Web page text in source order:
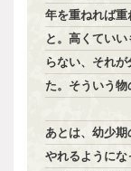
年を重ねれば
と。高くてい
らない、それ
た。そういう物
あとは、幼少
やれるように